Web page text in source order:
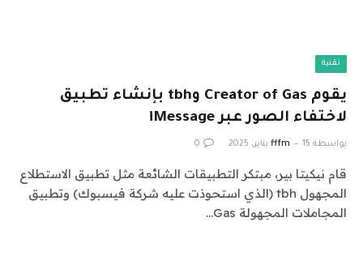
تقنية
يقوم Creator of Gas وtbh بإنشاء تطبيق
لاختفاء الصور عبر iMessage
بواسطة fffm 15 يناير، 2025 0
قام نيكيتا بير، مبتكر التطبيقات الشائعة مثل تطبيق الاستطلاع
المجهول tbh (الذي استحوذت عليه شركة فيسبوك) وتطبيق
المجاملات المجهولة Gas…